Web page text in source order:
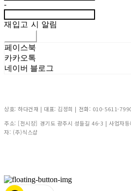
-
재입고 시 알림
페이스북
카카오톡
네이버 블로그
상호: 하다건재 | 대표: 김정희 | 전화: 010-5611-
주소: [전시장] 경기도 광주시 성들길 46-3 | 사업자등
자: (주)식스샵